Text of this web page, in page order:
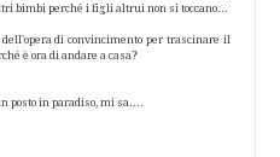
bimbi perché i figli altrui non si toccano...
di convincimento per trascinare il
è ora di andare a casa?
posto in paradiso, mi sa....